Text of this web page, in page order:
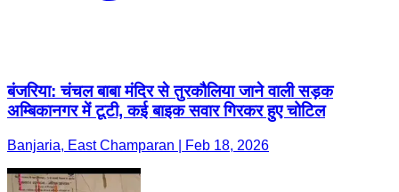
बंजरिया: चंचल बाबा मंदिर से तुरकौलिया जाने वाली सड़क
अम्बिकानगर में टूटी, कई बाइक सवार गिरकर हुए चोटिल
Banjaria, East Champaran | Feb 18, 2026